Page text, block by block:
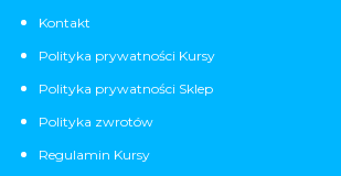
Kontakt
Polityka prywatności Kursy
Polityka prywatności Sklep
Polityka zwrotów
Regulamin Kursy